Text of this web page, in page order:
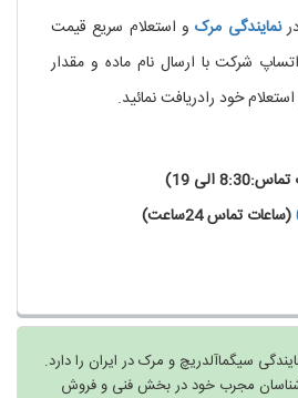
نمایندگی مرکو استعلام سریع قیمت
شرکت با ارسال نام ماده و مقدار
خود رادریافت نمائید.
الی 19)
(ساعات تماس 24ساعت)
سیگماآلدریچ و مرک در ایران را دارد.
مجرب خود در بخش فنی و فروش